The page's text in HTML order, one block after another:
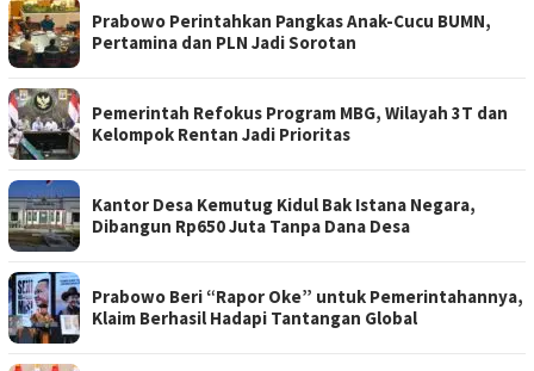
Prabowo Perintahkan Pangkas Anak-Cucu BUMN,
Pertamina dan PLN Jadi Sorotan
Pemerintah Refokus Program MBG, Wilayah 3T dan
Kelompok Rentan Jadi Prioritas
Kantor Desa Kemutug Kidul Bak Istana Negara,
Dibangun Rp650 Juta Tanpa Dana Desa
Prabowo Beri “Rapor Oke” untuk Pemerintahannya,
Klaim Berhasil Hadapi Tantangan Global